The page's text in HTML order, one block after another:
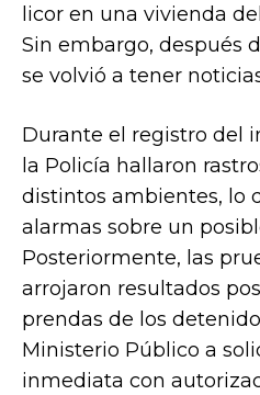
licor en una vivienda
Sin embargo, después
se volvió a tener
Durante el registro del
la Policía hallaron
distintos ambientes, lo
alarmas sobre un
Posteriormente, las
arrojaron resultados
prendas de los
Ministerio Público a
inmediata con